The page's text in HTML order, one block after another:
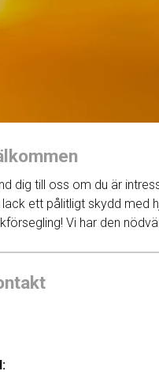
dig till oss om du är
lack ett pålitligt skydd med
Vi har den